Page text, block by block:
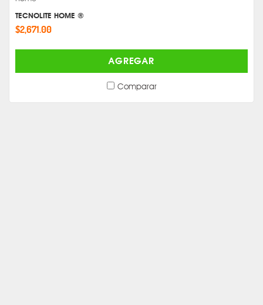
TECNOLITE HOME ®
$2,671.00
AGREGAR
Comparar